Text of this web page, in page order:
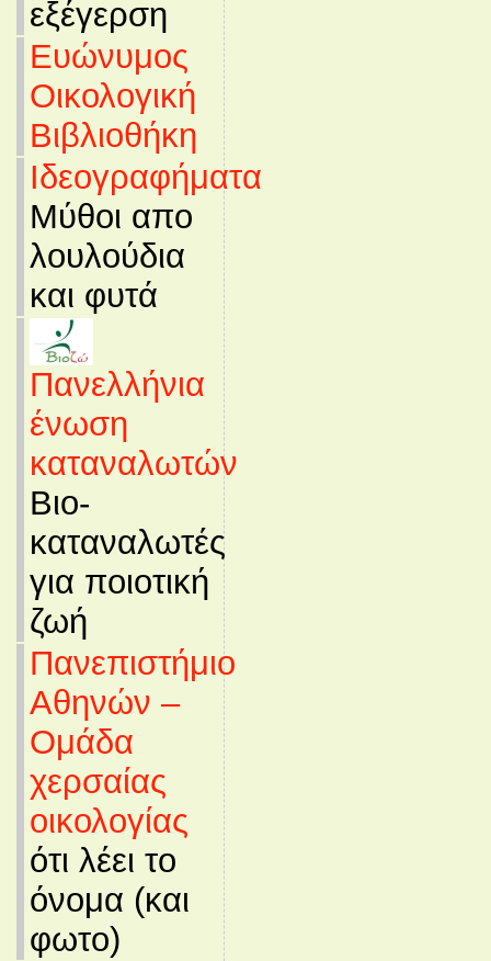
εξέγερση
Ευώνυμος
Οικολογική
Βιβλιοθήκη
Ιδεογραφήματα
Μύθοι απο
λουλούδια
και φυτά
Πανελλήνια
ένωση
καταναλωτών
Βιο-
καταναλωτές
για ποιοτική
ζωή
Πανεπιστήμιο
Αθηνών –
Ομάδα
χερσαίας
οικολογίας
ότι λέει το
όνομα (και
φωτο)